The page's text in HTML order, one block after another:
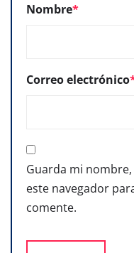
Nombre*
Correo electrónico
Guarda mi
este navegador
comente.